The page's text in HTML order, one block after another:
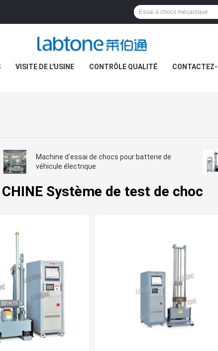
VISITE DE L'USINE CONTRÔLE QUALITÉ
Machine d'essai de chocs pour batterie de
véhicule électrique
Système de test de choc